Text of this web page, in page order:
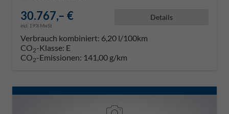
30.767,– €
incl. 19% MwSt.
Details
Verbrauch kombiniert: 6,20 l/100km
CO2-Klasse: E
CO2-Emissionen: 141,00 g/km